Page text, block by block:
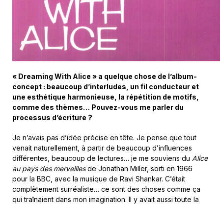
« Dreaming With Alice » a quelque chose de l’album-
concept : beaucoup d’interludes, un fil conducteur et
une esthétique harmonieuse, la répétition de motifs,
comme des thèmes… Pouvez-vous me parler du
processus d’écriture ?
Je n’avais pas d’idée précise en tête. Je pense que tout
venait naturellement, à partir de beaucoup d’influences
différentes, beaucoup de lectures… je me souviens du Alice
au pays des merveillesde Jonathan Miller, sorti en 1966
pour la BBC, avec la musique de Ravi Shankar. C’était
complètement surréaliste… ce sont des choses comme ça
qui traînaient dans mon imagination. Il y avait aussi toute la